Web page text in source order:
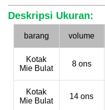
Deskripsi Ukuran:
barang volume
Kotak
Mie Bulat
8 ons
Kotak
Mie Bulat
14 ons